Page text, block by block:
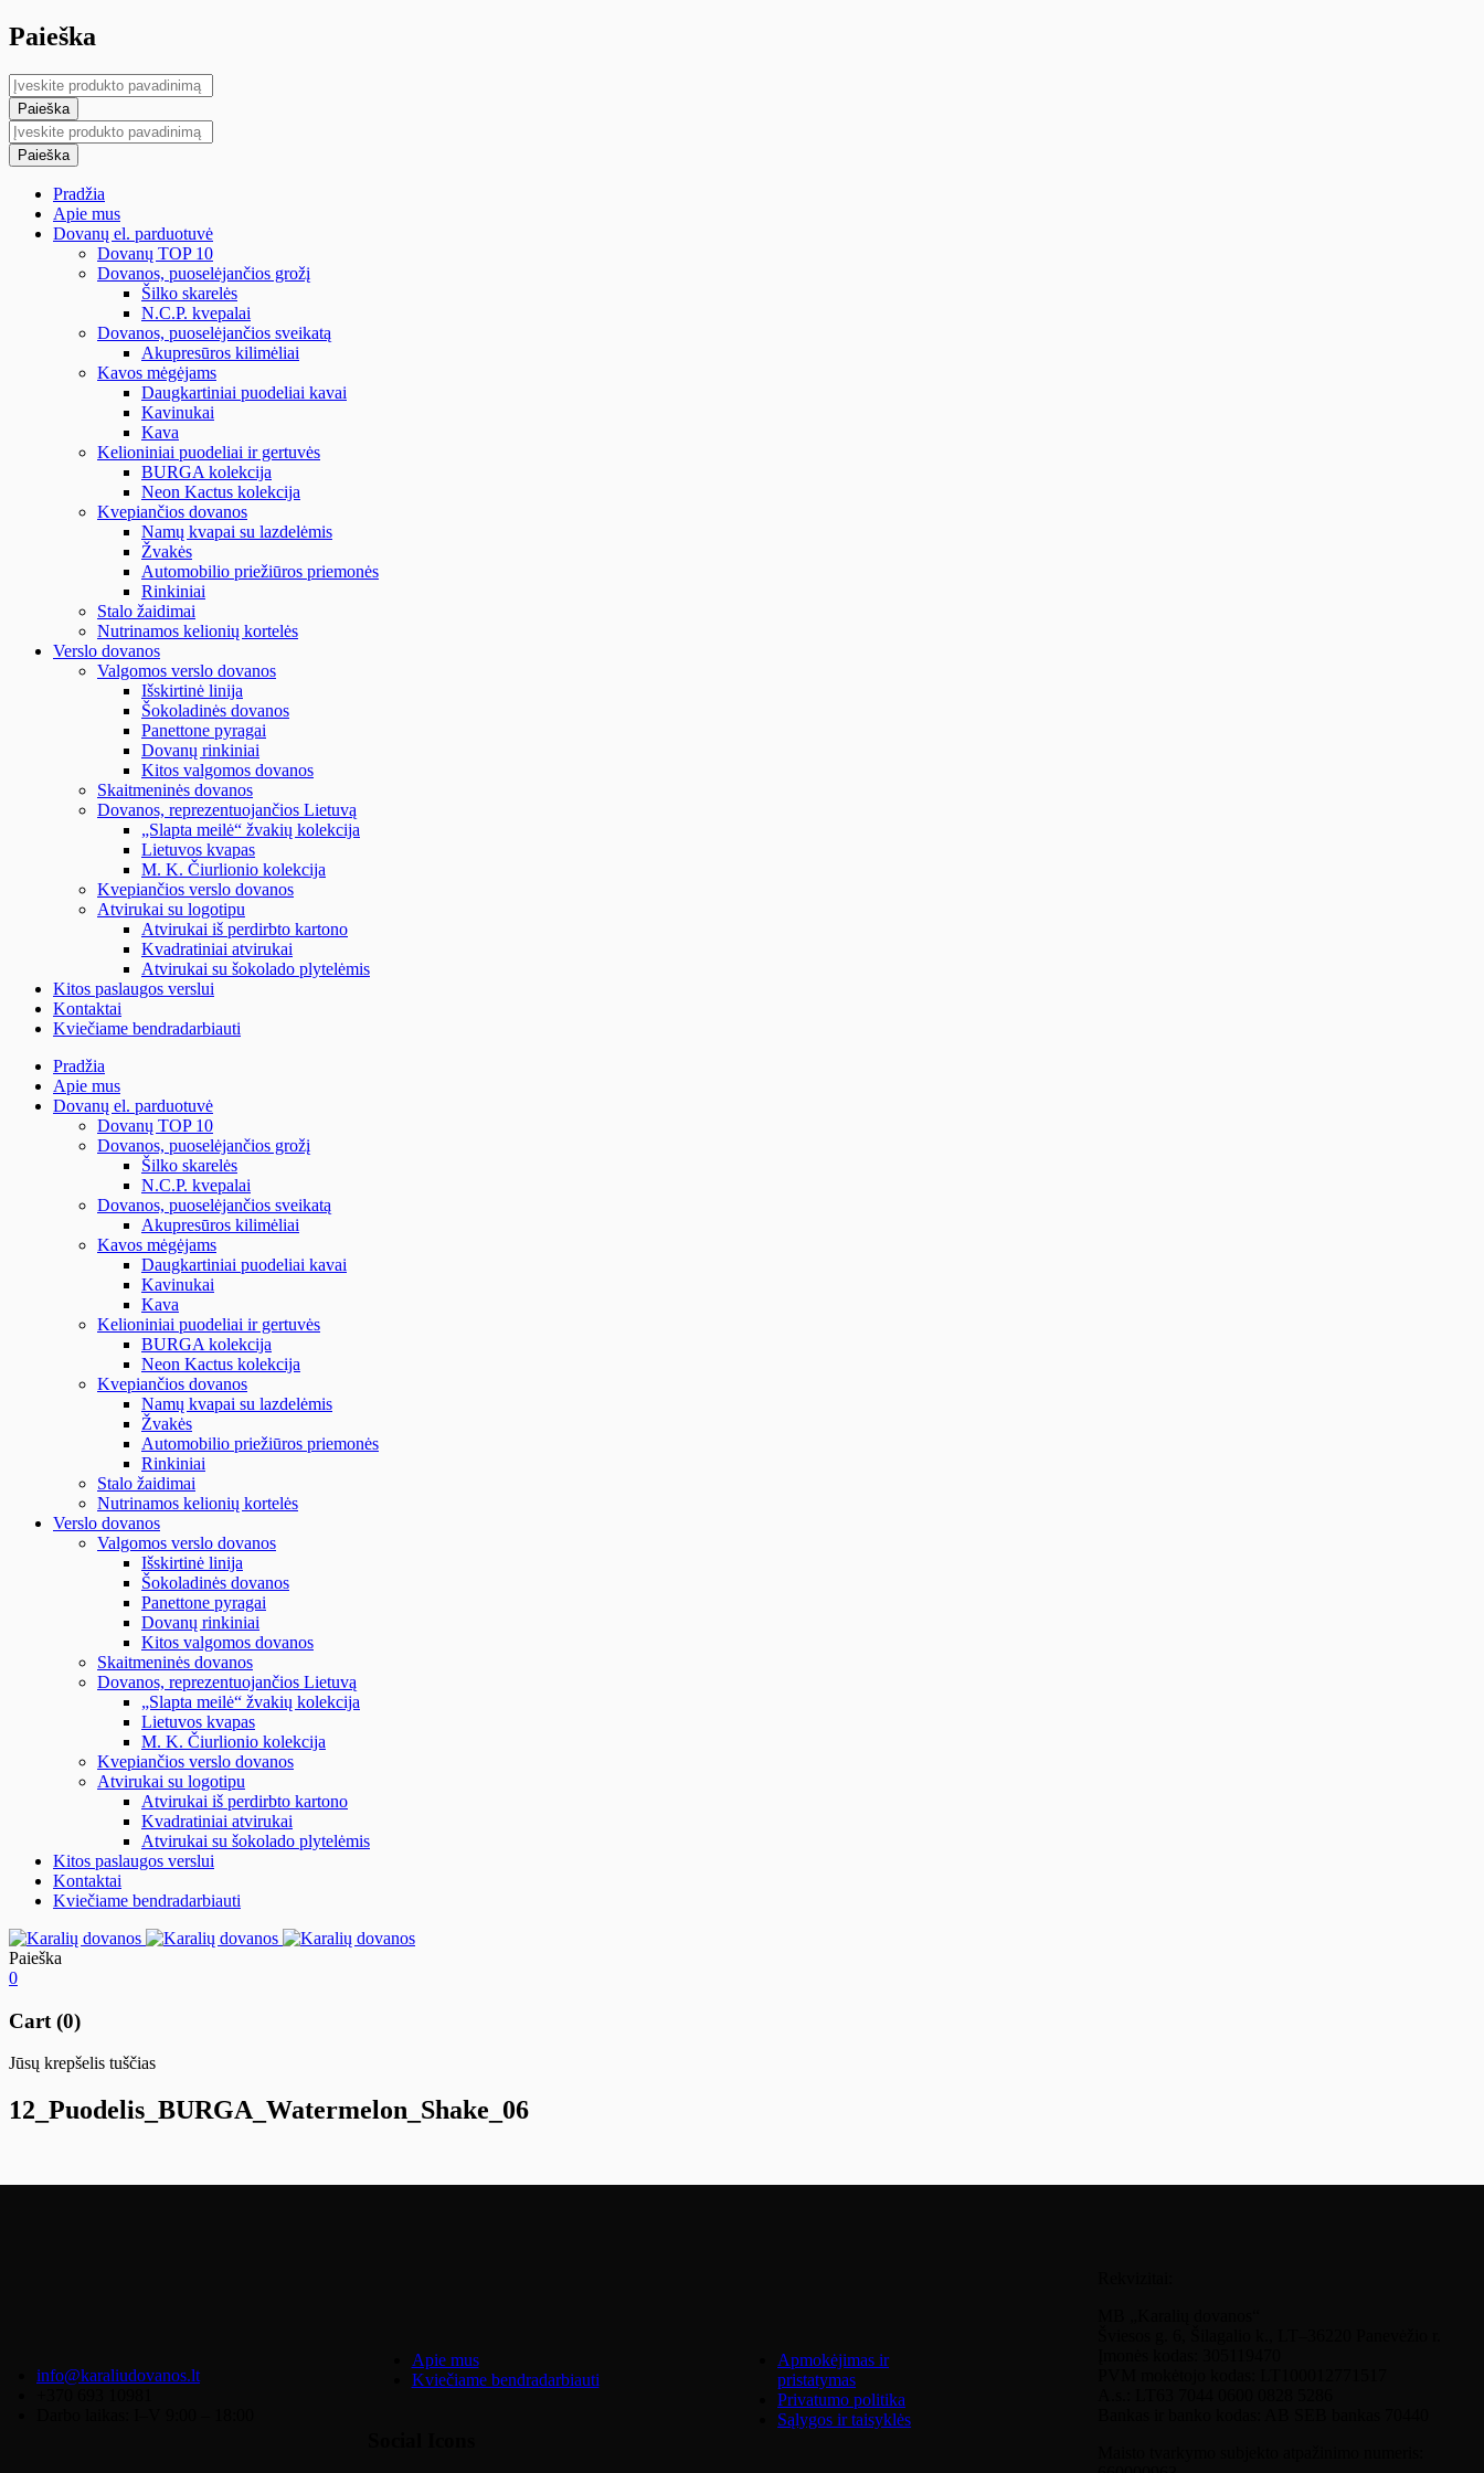
Paieška
Pradžia
Apie mus
Dovanų el. parduotuvė
Dovanų TOP 10
Dovanos, puoselėjančios grožį
Šilko skarelės
N.C.P. kvepalai
Dovanos, puoselėjančios sveikatą
Akupresūros kilimėliai
Kavos mėgėjams
Daugkartiniai puodeliai kavai
Kavinukai
Kava
Kelioniniai puodeliai ir gertuvės
BURGA kolekcija
Neon Kactus kolekcija
Kvepiančios dovanos
Namų kvapai su lazdelėmis
Žvakės
Automobilio priežiūros priemonės
Rinkiniai
Stalo žaidimai
Nutrinamos kelionių kortelės
Verslo dovanos
Valgomos verslo dovanos
Išskirtinė linija
Šokoladinės dovanos
Panettone pyragai
Dovanų rinkiniai
Kitos valgomos dovanos
Skaitmeninės dovanos
Dovanos, reprezentuojančios Lietuvą
„Slapta meilė“ žvakių kolekcija
Lietuvos kvapas
M. K. Čiurlionio kolekcija
Kvepiančios verslo dovanos
Atvirukai su logotipu
Atvirukai iš perdirbto kartono
Kvadratiniai atvirukai
Atvirukai su šokolado plytelėmis
Kitos paslaugos verslui
Kontaktai
Kviečiame bendradarbiauti
Pradžia
Apie mus
Dovanų el. parduotuvė
Dovanų TOP 10
Dovanos, puoselėjančios grožį
Šilko skarelės
N.C.P. kvepalai
Dovanos, puoselėjančios sveikatą
Akupresūros kilimėliai
Kavos mėgėjams
Daugkartiniai puodeliai kavai
Kavinukai
Kava
Kelioniniai puodeliai ir gertuvės
BURGA kolekcija
Neon Kactus kolekcija
Kvepiančios dovanos
Namų kvapai su lazdelėmis
Žvakės
Automobilio priežiūros priemonės
Rinkiniai
Stalo žaidimai
Nutrinamos kelionių kortelės
Verslo dovanos
Valgomos verslo dovanos
Išskirtinė linija
Šokoladinės dovanos
Panettone pyragai
Dovanų rinkiniai
Kitos valgomos dovanos
Skaitmeninės dovanos
Dovanos, reprezentuojančios Lietuvą
„Slapta meilė“ žvakių kolekcija
Lietuvos kvapas
M. K. Čiurlionio kolekcija
Kvepiančios verslo dovanos
Atvirukai su logotipu
Atvirukai iš perdirbto kartono
Kvadratiniai atvirukai
Atvirukai su šokolado plytelėmis
Kitos paslaugos verslui
Kontaktai
Kviečiame bendradarbiauti
Paieška
0
Cart (0)
Jūsų krepšelis tuščias
12_Puodelis_BURGA_Watermelon_Shake_06
info@karaliudovanos.lt
Apie mus
Kviečiame bendradarbiauti
Apmokėjimas ir
pristatymas
Privatumo politika
Sąlygos ir taisyklės